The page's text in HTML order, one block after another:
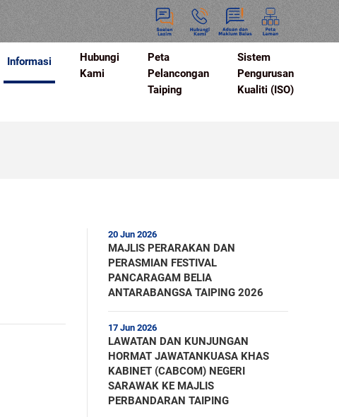
Informasi
Hubungi
Kami
Peta
Pelancongan
Taiping
Sistem
Pengurusan
Kualiti (ISO)
20 Jun 2026
MAJLIS PERARAKAN DAN
PERASMIAN FESTIVAL
PANCARAGAM BELIA
ANTARABANGSA TAIPING 2026
17 Jun 2026
LAWATAN DAN KUNJUNGAN
HORMAT JAWATANKUASA KHAS
KABINET (CABCOM) NEGERI
SARAWAK KE MAJLIS
PERBANDARAN TAIPING